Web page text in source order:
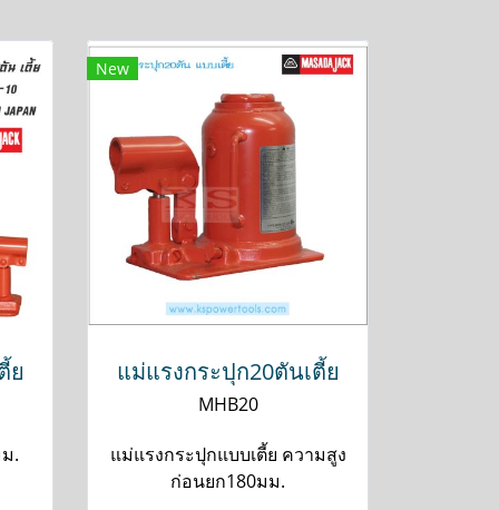
ย
.
New
แม่แรงกระปุก20ตันเตี้ย
MHB20
แม่แรงกระปุกแบบเตี้ย ความสูง
ก่อนยก180มม.